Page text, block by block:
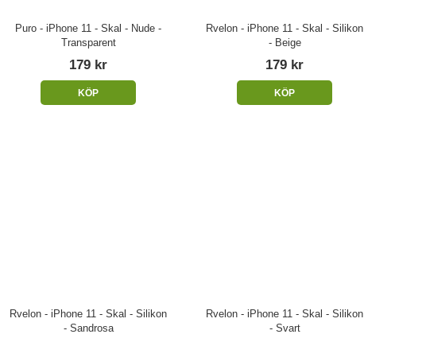
Puro - iPhone 11 - Skal - Nude -
Transparent
179 kr
KÖP
Rvelon - iPhone 11 - Skal - Silikon
- Beige
179 kr
KÖP
Rvelon - iPhone 11 - Skal - Silikon
- Sandrosa
Rvelon - iPhone 11 - Skal - Silikon
- Svart